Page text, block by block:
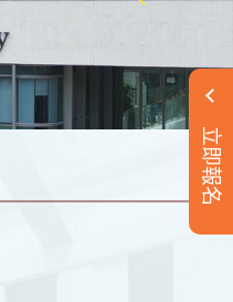
立即報名